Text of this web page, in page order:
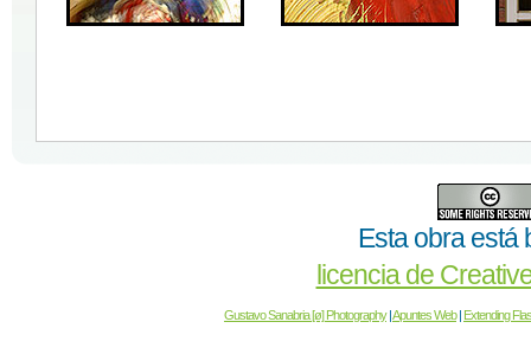
Esta obra está
licencia de
Gustavo Sanabria [ø] Photography| Apuntes Web| Extending